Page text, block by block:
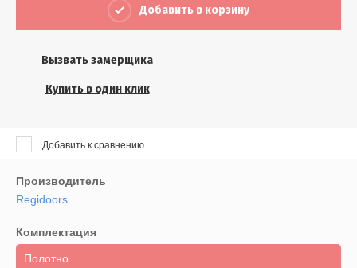
Добавить в корзину
Вызвать замерщика
Купить в один клик
Добавить к сравнению
Производитель
Regidoors
Комплектация
Полотно